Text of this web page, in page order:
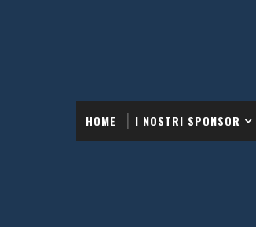
HOME I NOSTRI SPONSOR